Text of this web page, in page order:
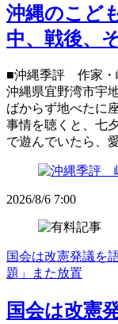
沖縄のこど
中、戦後、
■沖縄季評 作家・
沖縄県宜野湾市宇
ばからず地べたに
事情を聴くと、七
で遊んでいたら、
2026/8/6 7:00
国会は改憲発議を
題」また放置
国会は改憲